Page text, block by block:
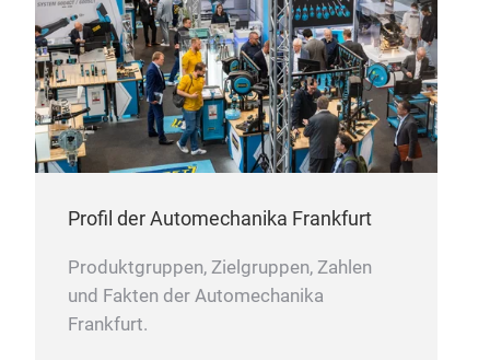
Profil der Automechanika Frankfurt
Produktgruppen, Zielgruppen, Zahlen
und Fakten der Automechanika
Frankfurt.